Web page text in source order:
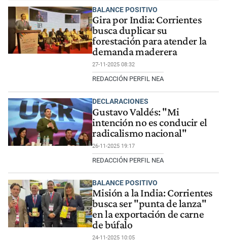
BALANCE POSITIVO
Gira por India: Corrientes
busca duplicar su
forestación para atender la
demanda maderera
27-11-2025 08:32
REDACCIÓN PERFIL NEA
DECLARACIONES
Gustavo Valdés: "Mi
intención no es conducir el
radicalismo nacional"
26-11-2025 19:17
REDACCIÓN PERFIL NEA
BALANCE POSITIVO
Misión a la India: Corrientes
busca ser "punta de lanza"
en la exportación de carne
de búfalo
24-11-2025 10:05